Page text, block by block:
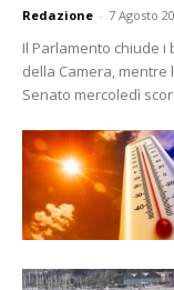
Redazione - 7 Agosto
Il Parlamento chiude i
della Camera, mentre
Senato mercoledì